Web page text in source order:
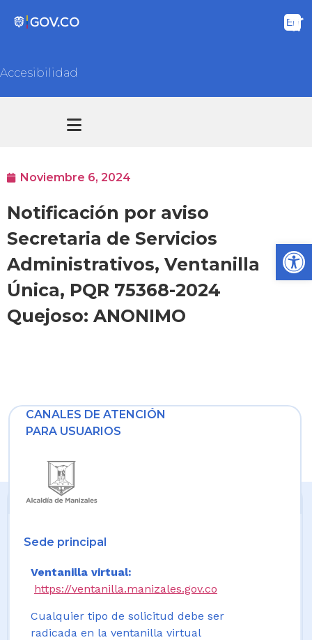
Accesibilidad
Noviembre 6, 2024
Notificación por aviso
Secretaria de Servicios
Administrativos, Ventanilla
Única, PQR 75368-2024
Quejoso: ANONIMO
CANALES DE ATENCIÓN
PARA USUARIOS
Sede principal
Ventanilla virtual:
https://ventanilla.manizales.gov.co
Cualquier tipo de solicitud debe ser
radicada en la ventanilla virtual